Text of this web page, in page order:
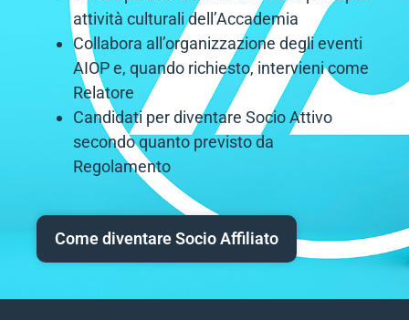
attività culturali dell’Accademia
Collabora all’organizzazione degli eventi
AIOP e, quando richiesto, intervieni come
Relatore
Candidati per diventare Socio Attivo
secondo quanto previsto da
Regolamento
Come diventare Socio Affiliato